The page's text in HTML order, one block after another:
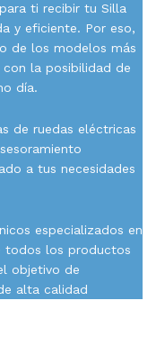
ti recibir tu Silla
y eficiente. Por eso,
de los modelos más
la posibilidad de
día.
de ruedas eléctricas
a tus necesidades
especializados en
todos los productos
objetivo de
alta calidad